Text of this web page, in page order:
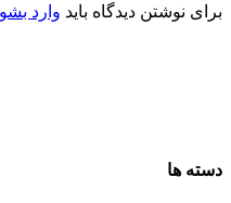
برای نوشتن دیدگاه باید وارد
دسته ها